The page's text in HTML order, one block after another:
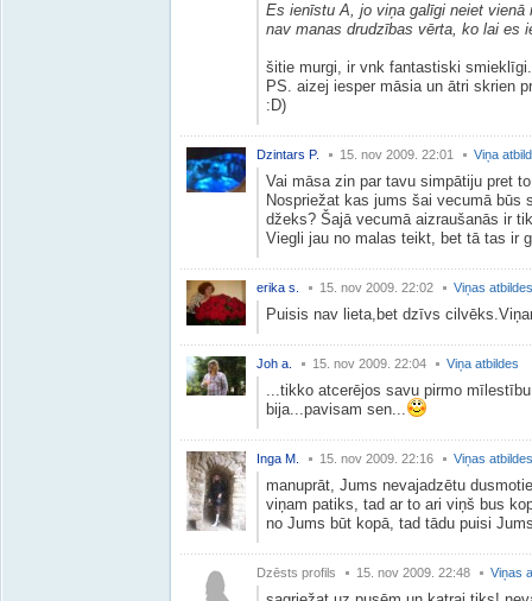
Es ienīstu A, jo viņa galīgi neiet
nav manas drudzības vērta, ko lai es
šitie murgi, ir vnk fantastiski
PS. aizej iesper māsia un ātri skrien
:D)
Dzintars P. 15. nov 2009. 22:01 Viņa
Vai māsa zin par tavu simpātiju pret
Nospriežat kas jums šai vecumā
džeks? Šajā vecumā aizraušanās ir
Viegli jau no malas teikt, bet tā tas ir
erika s. 15. nov 2009. 22:02 Viņas atbildes
Puisis nav lieta,bet dzīvs
Joh a. 15. nov 2009. 22:04 Viņa atbildes
...tikko atcerējos savu pirmo
bija...pavisam sen...
Inga M. 15. nov 2009. 22:16 Viņas atbildes
manuprāt, Jums nevajadzētu
viņam patiks, tad ar to ari viņš bus
no Jums būt kopā, tad tādu puisi
Dzēsts profils 15. nov 2009. 22:48 Viņas